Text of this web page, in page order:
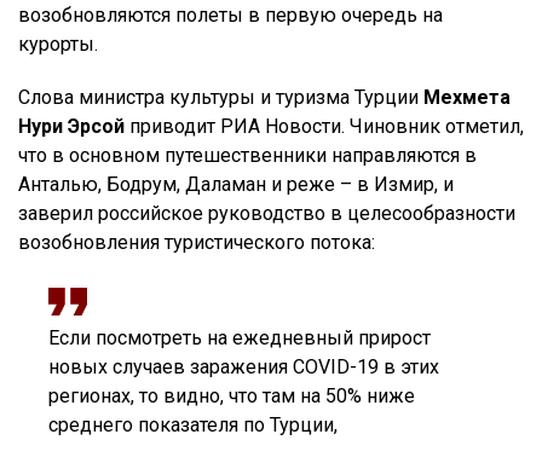
возобновляются полеты в первую очередь на
курорты.
Слова министра культуры и туризма Турции Мехмета
Нури Эрсой приводит РИА Новости. Чиновник отметил,
что в основном путешественники направляются в
Анталью, Бодрум, Даламан и реже – в Измир, и
заверил российское руководство в целесообразности
возобновления туристического потока:
Если посмотреть на ежедневный прирост
новых случаев заражения COVID-19 в этих
регионах, то видно, что там на 50% ниже
среднего показателя по Турции,